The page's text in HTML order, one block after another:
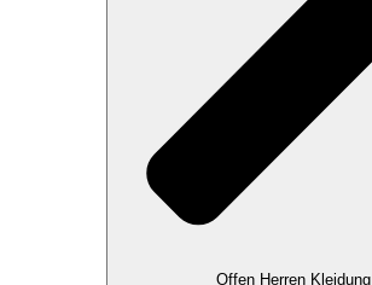
Offen Herren Kleidung